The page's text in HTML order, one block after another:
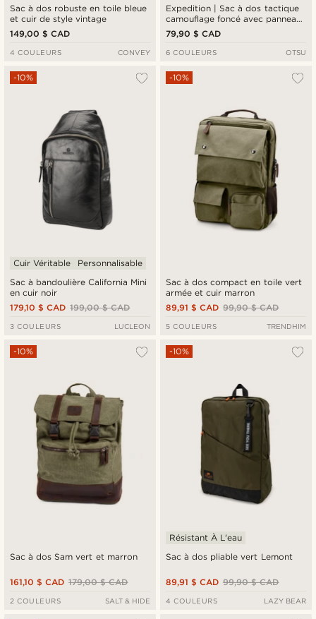
Sac à dos robuste en toile bleue
et cuir de style vintage
149,00 $ CAD
4 COULEURS CONVEY
Expedition | Sac à dos tactique
camouflage foncé avec panneau
à patchs - 40 L
79,90 $ CAD
6 COULEURS OTSU
Sac à bandoulière California Mini
en cuir noir
-10%
Cuir Véritable Personnalisable
199,00 $ CAD
179,10 $ CAD
3 COULEURS LUCLEON
Sac à dos compact en toile vert
armée et cuir marron
-10%
99,90 $ CAD
89,91 $ CAD
5 COULEURS TRENDHIM
Sac à dos Sam vert et marron
-10%
179,00 $ CAD
161,10 $ CAD
2 COULEURS SALT & HIDE
Sac à dos pliable vert Lemont
-10%
Résistant À L'eau
99,90 $ CAD
89,91 $ CAD
4 COULEURS LAZY BEAR